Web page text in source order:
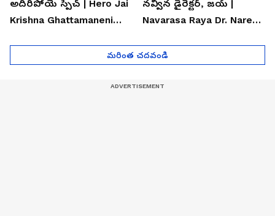
అదిరిపోయే స్పీచ్ | Hero Jai
Krishna Ghattamaneni
నవ్విన డైరెక్టర్, జయ్ |
Navarasa Raya Dr. Naresh
మరింత చదవండి